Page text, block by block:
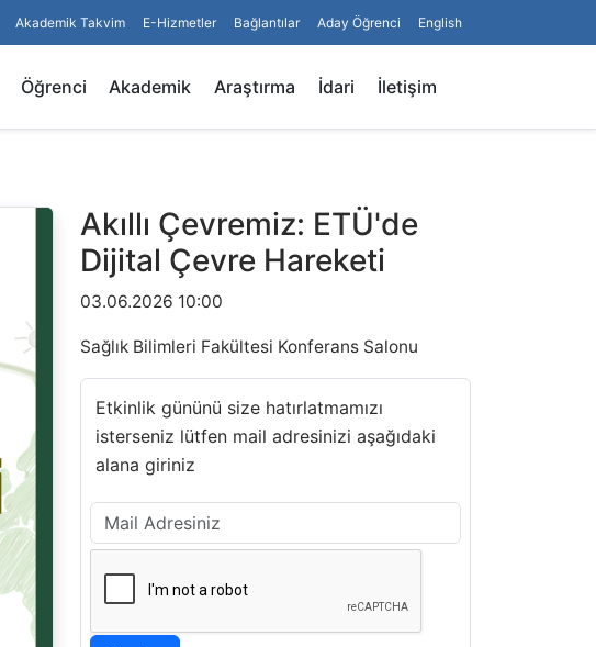
Akademik Takvim E-Hizmetler Bağlantılar Aday Öğrenci English
Öğrenci Akademik Araştırma İdari İletişim
Akıllı Çevremiz: ETÜ'de
Dijital Çevre Hareketi
03.06.2026 10:00
Sağlık Bilimleri Fakültesi Konferans Salonu
Etkinlik gününü size hatırlatmamızı
isterseniz lütfen mail adresinizi aşağıdaki
alana giriniz